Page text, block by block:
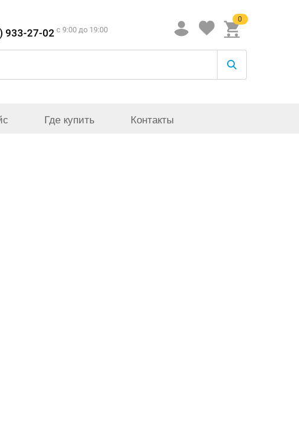
933-27-02 c 9:00 до 19:00
0
Где купить Контакты